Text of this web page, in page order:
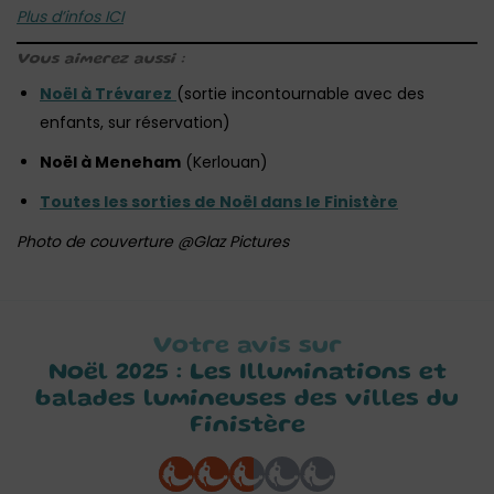
Plus d’infos ICI
Vous aimerez aussi :
Noël à Trévarez (sortie incontournable avec des
enfants, sur réservation)
Noël à Meneham (Kerlouan)
Toutes les sorties de Noël dans le Finistère
Photo de couverture @Glaz Pictures
Votre avis sur
Noël 2025 : Les Illuminations et
balades lumineuses des villes du
Finistère